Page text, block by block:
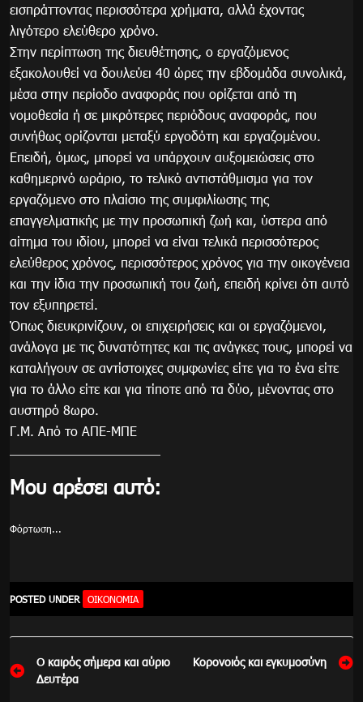
εισπράττοντας περισσότερα χρήματα, αλλά έχοντας
λιγότερο ελεύθερο χρόνο.
Στην περίπτωση της διευθέτησης, ο εργαζόμενος
εξακολουθεί να δουλεύει 40 ώρες την εβδομάδα συνολικά,
μέσα στην περίοδο αναφοράς που ορίζεται από τη
νομοθεσία ή σε μικρότερες περιόδους αναφοράς, που
συνήθως ορίζονται μεταξύ εργοδότη και εργαζομένου.
Επειδή, όμως, μπορεί να υπάρχουν αυξομειώσεις στο
καθημερινό ωράριο, το τελικό αντιστάθμισμα για τον
εργαζόμενο στο πλαίσιο της συμφιλίωσης της
επαγγελματικής με την προσωπική ζωή και, ύστερα από
αίτημα του ιδίου, μπορεί να είναι τελικά περισσότερος
ελεύθερος χρόνος, περισσότερος χρόνος για την οικογένεια
και την ίδια την προσωπική του ζωή, επειδή κρίνει ότι αυτό
τον εξυπηρετεί.
Όπως διευκρινίζουν, οι επιχειρήσεις και οι εργαζόμενοι,
ανάλογα με τις δυνατότητες και τις ανάγκες τους, μπορεί να
καταλήγουν σε αντίστοιχες συμφωνίες είτε για το ένα είτε
για το άλλο είτε και για τίποτε από τα δύο, μένοντας στο
αυστηρό 8ωρο.
Γ.Μ. Από το ΑΠΕ-ΜΠΕ
Μου αρέσει αυτό:
Φόρτωση...
POSTED UNDER ΟΙΚΟΝΟΜΙΑ
Πλοήγηση
άρθρων
Ο καιρός σήμερα και αύριο
Δευτέρα
Κορονοιός και εγκυμοσύνη